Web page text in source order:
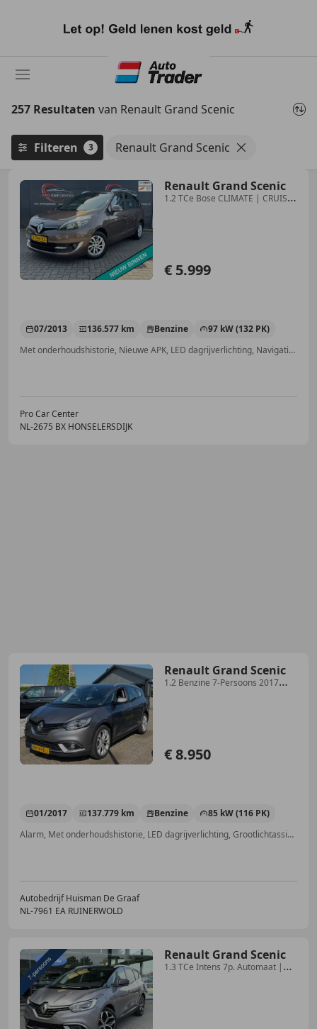
naar
257 Resultaten van Renault Grand Scenic
Filteren 3 Renault Grand Scenic
Renault Grand Scenic
1.2 TCe Bose CLIMATE | CRUISE
€ 5.999
07/2013 136.577 km Benzine
97 kW (132 PK)
Met onderhoudshistorie, Nieuwe APK, LED dagrijverlichting, Navigatiesysteem, Getinte ramen, LED verlichting, Automatische klimaatregeling, Lichtmetalen velgen
Pro Car Center
NL-2675 BX HONSELERSDIJK
Renault Grand Scenic
1.2 Benzine 7-Persoons 2017
€ 8.950
01/2017 137.779 km Benzine
85 kW (116 PK)
Alarm, Met onderhoudshistorie, LED dagrijverlichting, Grootlichtassistent, Regensensor, LED verlichting, Keyless Entry, Verkeersbordherkenning
Autobedrijf Huisman De Graaf
NL-7961 EA RUINERWOLD
Renault Grand Scenic
1.3 TCe Intens 7p. Automaat |